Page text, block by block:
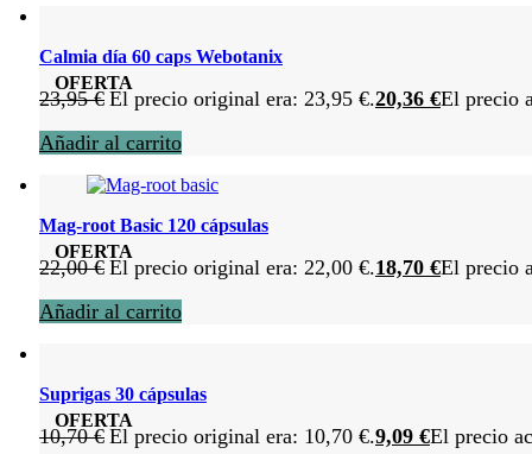
OFERTA
Calmia día 60 caps Webotanix
23,95€ El precio original era: 23,95 €.20,36 €El precio
Añadir al carrito
OFERTA
Mag-root Basic 120 cápsulas
22,00€ El precio original era: 22,00 €.18,70 €El precio
Añadir al carrito
OFERTA
Suprigas 30 cápsulas
10,70€ El precio original era: 10,70 €.9,09 €El precio